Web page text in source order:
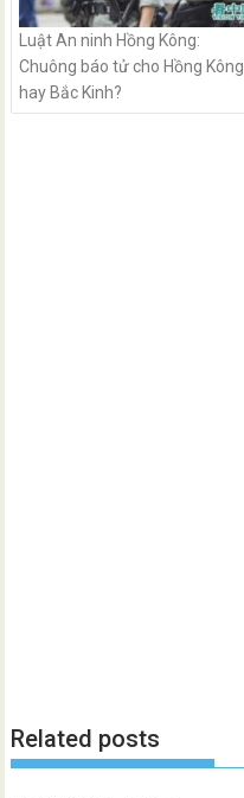
Luật An ninh Hồng Kông:
Chuông báo tử cho Hồng Kông
hay Bắc Kinh?
Related posts